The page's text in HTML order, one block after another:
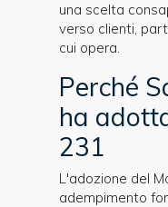
una scelta
verso clienti,
cui opera.
Perché
ha
231
L'adozione del
adempimento